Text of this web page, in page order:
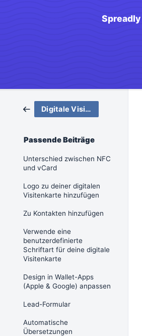
Digitale Visitenkarten
Passende Beiträge
Unterschied zwischen NFC
und vCard
Logo zu deiner digitalen
Visitenkarte hinzufügen
Zu Kontakten hinzufügen
Verwende eine
benutzerdefinierte
Schriftart für deine digitale
Visitenkarte
Design in Wallet-Apps
(Apple & Google) anpassen
Lead-Formular
Automatische
Übersetzungen